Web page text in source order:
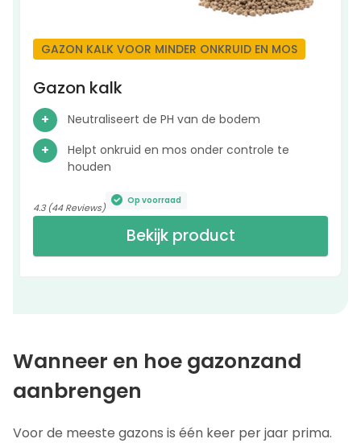
GAZON KALK VOOR MINDER ONKRUID EN MOS
Gazon kalk
Neutraliseert de PH van de bodem
Helpt onkruid en mos onder controle te
houden
Bekijk product
4.3 (44 Reviews)
Op voorraad
Wanneer en hoe gazonzand
aanbrengen
Voor de meeste gazons is één keer per jaar prima.